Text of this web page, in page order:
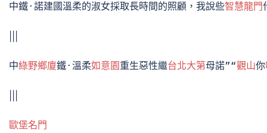
中鐵·諾建國溫柔的淑女採取長時間的照顧，我說些智慧龍門
中綠野鄉廈鐵·溫柔如意園重生惡性繼台北大第母諾”“觀山你
歐堡名門